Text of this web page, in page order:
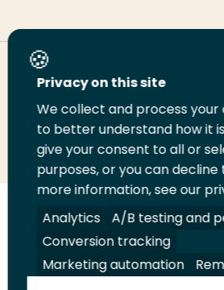
Deel deze pagina
Deel
LinkedIn
Deel
op
Twitter
Deel
op
Facebook
Email
deze
pagina
Print
deze
Volg
ons
op
LinkedIn
Volg
ons
op
Facebook
Volg
ons
op
YouTube
Volg
ons
op
Instagram
Juridisch Security A-Z
Privacy on this site
We collect and process your
to better understand how it
give your consent to all or
purposes, or you can decline
more information, see our
Analytics
A/B testing and
Conversion tracking
Marketing automation